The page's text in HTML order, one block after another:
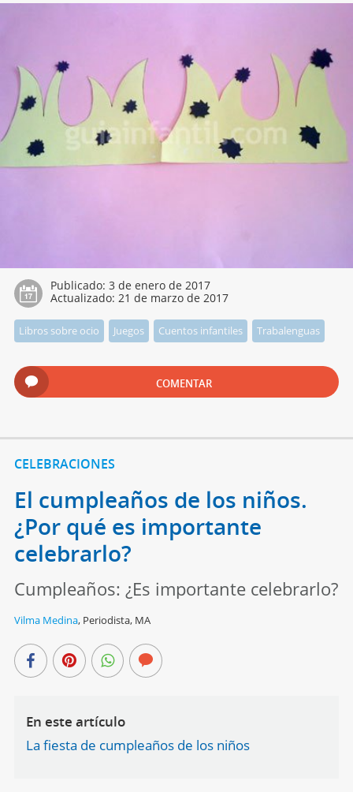
Publicado: 3 de enero de 2017
Actualizado: 21 de marzo de 2017
Libros sobre ocio Juegos Cuentos infantiles Trabalenguas
COMENTAR
CELEBRACIONES
El cumpleaños de los niños.
¿Por qué es importante
celebrarlo?
Cumpleaños: ¿Es importante celebrarlo?
Vilma Medina, Periodista, MA
En este artículo
La fiesta de cumpleaños de los niños